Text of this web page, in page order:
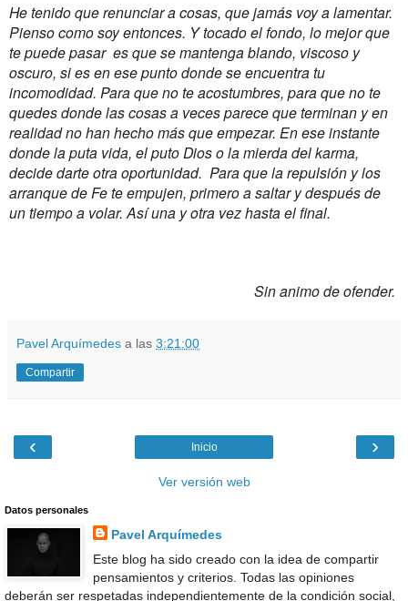
He tenido que renunciar a cosas, que jamás voy a lamentar.
Pienso como soy entonces. Y tocado el fondo, lo mejor que
te puede pasar es que se mantenga blando, viscoso y
oscuro, si es en ese punto donde se encuentra tu
incomodidad. Para que no te acostumbres, para que no te
quedes donde las cosas a veces parece que terminan y en
realidad no han hecho más que empezar. En ese instante
donde la puta vida, el puto Dios o la mierda del karma,
decide darte otra oportunidad. Para que la repulsión y los
arranque de Fe te empujen, primero a saltar y después de
un tiempo a volar. Así una y otra vez hasta el final.
Sin animo de ofender.
Pavel Arquímedes a las 3:21:00
Compartir
‹ ›
Inicio
Ver versión web
Datos personales
Pavel Arquímedes
Este blog ha sido creado con la idea de compartir
pensamientos y criterios. Todas las opiniones
deberán ser respetadas independientemente de la condición social,